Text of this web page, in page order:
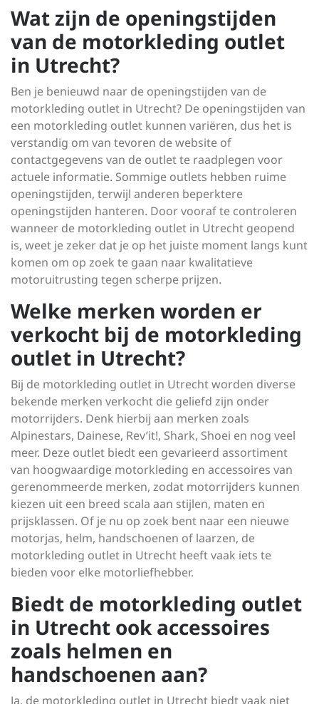
Wat zijn de openingstijden
van de motorkleding outlet
in Utrecht?
Ben je benieuwd naar de openingstijden van de
motorkleding outlet in Utrecht? De openingstijden van
een motorkleding outlet kunnen variëren, dus het is
verstandig om van tevoren de website of
contactgegevens van de outlet te raadplegen voor
actuele informatie. Sommige outlets hebben ruime
openingstijden, terwijl anderen beperktere
openingstijden hanteren. Door vooraf te controleren
wanneer de motorkleding outlet in Utrecht geopend
is, weet je zeker dat je op het juiste moment langs kunt
komen om op zoek te gaan naar kwalitatieve
motoruitrusting tegen scherpe prijzen.
Welke merken worden er
verkocht bij de motorkleding
outlet in Utrecht?
Bij de motorkleding outlet in Utrecht worden diverse
bekende merken verkocht die geliefd zijn onder
motorrijders. Denk hierbij aan merken zoals
Alpinestars, Dainese, Rev’it!, Shark, Shoei en nog veel
meer. Deze outlet biedt een gevarieerd assortiment
van hoogwaardige motorkleding en accessoires van
gerenommeerde merken, zodat motorrijders kunnen
kiezen uit een breed scala aan stijlen, maten en
prijsklassen. Of je nu op zoek bent naar een nieuwe
motorjas, helm, handschoenen of laarzen, de
motorkleding outlet in Utrecht heeft vaak iets te
bieden voor elke motorliefhebber.
Biedt de motorkleding outlet
in Utrecht ook accessoires
zoals helmen en
handschoenen aan?
Ja, de motorkleding outlet in Utrecht biedt vaak niet